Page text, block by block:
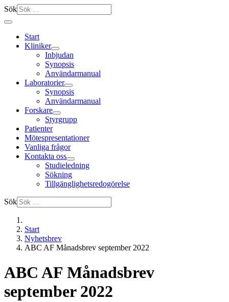
Sök
Start
Kliniker
Inbjudan
Synopsis
Användarmanual
Laboratorier
Synopsis
Användarmanual
Forskare
Styrgrupp
Patienter
Mötespresentationer
Vanliga frågor
Kontakta oss
Studieledning
Sökning
Tillgänglighetsredogörelse
Sök
Start
Nyhetsbrev
ABC AF Månadsbrev september 2022
ABC AF Månadsbrev
september 2022